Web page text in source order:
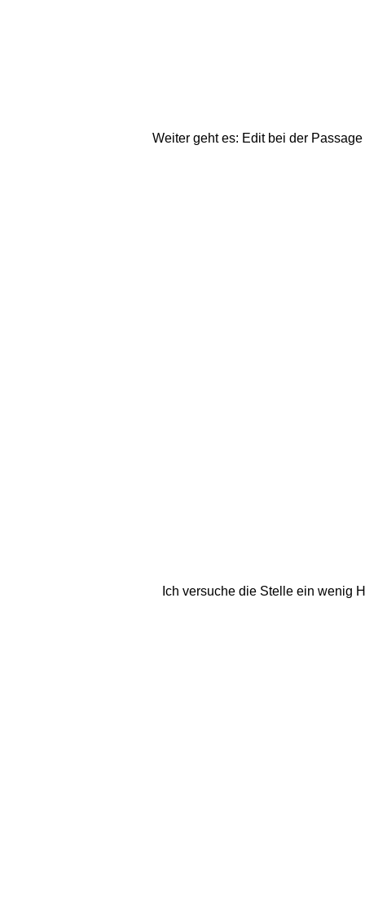
Weiter geht es: Edit bei der
Ich versuche die Stelle ein wenig